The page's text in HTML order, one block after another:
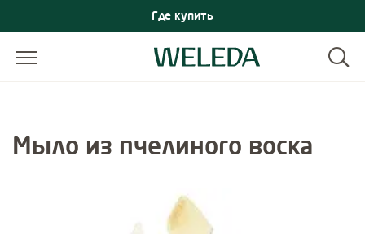
Где купить
Мыло из пчелиного воска